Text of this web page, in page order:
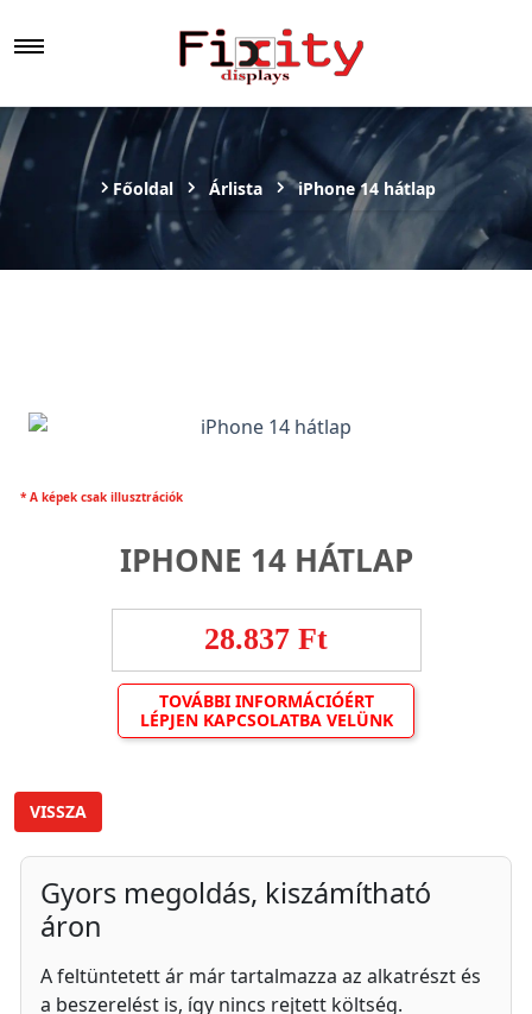
Főoldal Árlista iPhone 14 hátlap
* A képek csak illusztrációk
IPHONE 14 HÁTLAP
28.837 Ft
TOVÁBBI INFORMÁCIÓÉRT
LÉPJEN KAPCSOLATBA VELÜNK
VISSZA
Gyors megoldás, kiszámítható
áron
A feltüntetett ár már tartalmazza az alkatrészt és
a beszerelést is, így nincs rejtett költség.